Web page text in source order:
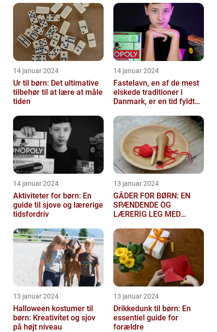
14 januar 2024
Ur til børn: Det ultimative
tilbehør til at lære at måle
tiden
14 januar 2024
Fastelavn, en af de mest
elskede traditioner i
Danmark, er en tid fyldt
festligheder fo...
14 januar 2024
Aktiviteter for børn: En
guide til sjove og lærerige
tidsfordriv
13 januar 2024
GÅDER FOR BØRN: EN
SPÆNDENDE OG
LÆRERIG LEG MED
13 januar 2024
Halloween kostumer til
børn: Kreativitet og sjov
på højt niveau
13 januar 2024
Drikkedunk til børn: En
essentiel guide for
forældre